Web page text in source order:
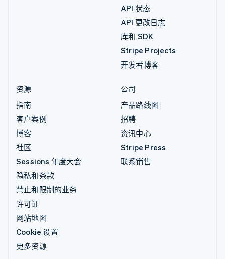
API 状态
API 更改日志
库和 SDK
Stripe Projects
开发者博客
资源
指南
客户案例
博客
社区
Sessions 年度大会
隐私和条款
禁止和限制的业务
许可证
网站地图
Cookie 设置
更多资源
公司
产品路线图
招聘
资讯中心
Stripe Press
联系销售